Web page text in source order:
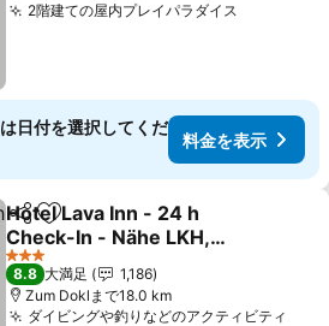
2階建ての屋内プレイパラダイス
日付を選択してくだ
料金を表示
シェアお気に入りに追加
Hotel Lava Inn - 24 h
Check-In - Nähe LKH,
Landeskrankenhaus,
Feldbach
料金を表示
3 ホテルのランク
8.8 大満足
1,186
Zum Doklまで18.0 km
ダイビングや釣りなどのアクティビティ